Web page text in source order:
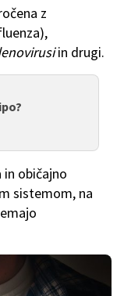
z
in drugi.
običajno
sistemom, na